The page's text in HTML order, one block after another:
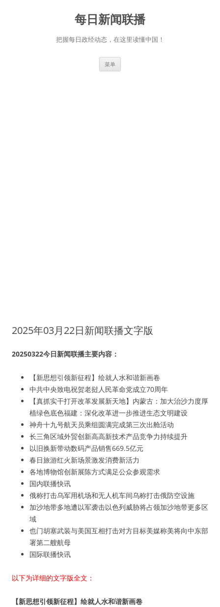
每日新闻联播
把握每日政经动态，在这里读懂中国！
菜单
2025年03月22日新闻联播文字版
20250322今日新闻联播主要内容：
【新思想引领新征程】绘就人水和谐新画卷
中共中央致电祝贺老挝人民革命党成立70周年
【真抓实干打开改革发展新天地】内蒙古：加大治沙力度厚
植绿色底色福建：深化改革进一步推进生态文明建设
神舟十九号航天员乘组圆满完成第三次出舱活动
长三角区域外贸创新高高新技术产品竞争力持续提升
以旧换新带动数码产品销售669.5亿元
春日旅游红火新场景激发消费新活力
各地博物馆创新展陈方式满足公众参观需求
国内联播快讯
俄称打击乌军用机场和无人机车间乌称打击俄防空设施
加沙地带多地遭以军袭击以色列威胁将占领加沙地带更多区
域
也门胡塞武装与美国互相打击对方目标美媒称美将向中东部
署第二艘航母
国际联播快讯
以下为详细的文字版全文：
【新思想引领新征程】绘就人水和谐新画卷